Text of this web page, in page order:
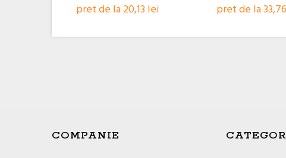
pret de la 20,13 lei pret de la
COMPANIE